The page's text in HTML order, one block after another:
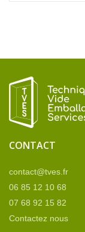
CONTACT
contact@tves.fr
06 85 12 10 68
07 68 92 15 82
Contactez nous